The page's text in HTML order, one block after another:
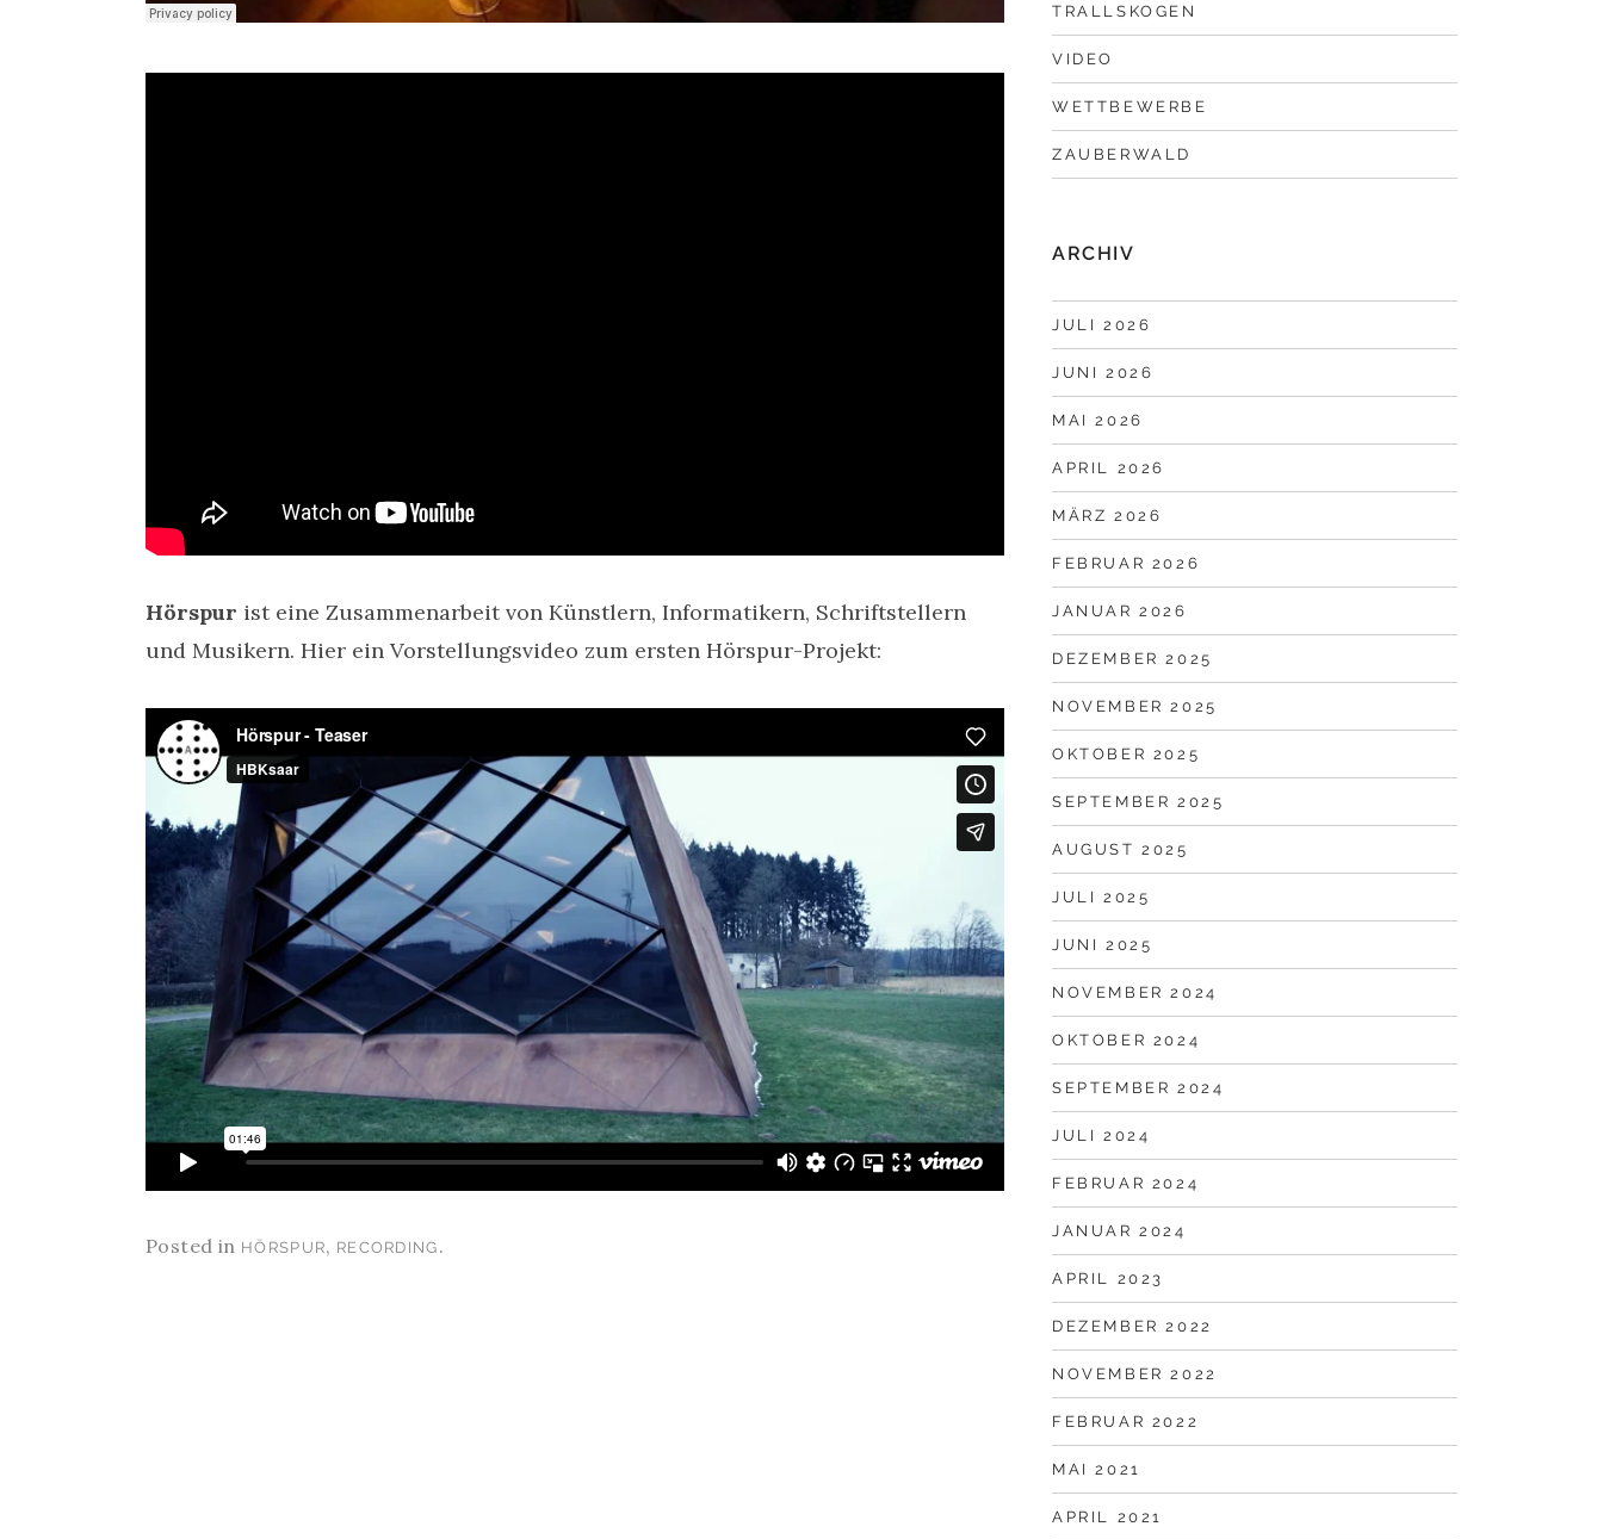
Hörspur ist eine Zusammenarbeit von Künstlern, Informatikern, Schriftstellern
und Musikern. Hier ein Vorstellungsvideo zum ersten Hörspur-Projekt:
Posted in HÖRSPUR, RECORDING .
TRALLSKOGEN
VIDEO
WETTBEWERBE
ZAUBERWALD
ARCHIV
JULI 2026
JUNI 2026
MAI 2026
APRIL 2026
MÄRZ 2026
FEBRUAR 2026
JANUAR 2026
DEZEMBER 2025
NOVEMBER 2025
OKTOBER 2025
SEPTEMBER 2025
AUGUST 2025
JULI 2025
JUNI 2025
NOVEMBER 2024
OKTOBER 2024
SEPTEMBER 2024
JULI 2024
FEBRUAR 2024
JANUAR 2024
APRIL 2023
DEZEMBER 2022
NOVEMBER 2022
FEBRUAR 2022
MAI 2021
APRIL 2021